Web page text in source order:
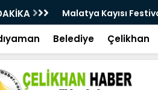
Vesayetten Siyasete:
Belediye Çelikhan